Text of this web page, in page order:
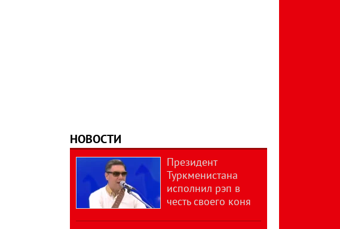
НОВОСТИ
Президент
Туркменистана
исполнил рэп в
честь своего коня